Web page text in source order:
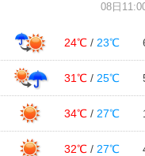
08日
24℃ / 23℃
31℃ / 25℃
34℃ / 27℃
32℃ / 27℃